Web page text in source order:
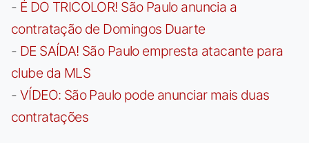
- É DO TRICOLOR! São Paulo anuncia a
contratação de Domingos Duarte
- DE SAÍDA! São Paulo empresta atacante para
clube da MLS
- VÍDEO: São Paulo pode anunciar mais duas
contratações